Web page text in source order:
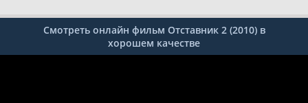
Смотреть онлайн фильм Отставник 2 (2010) в
хорошем качестве